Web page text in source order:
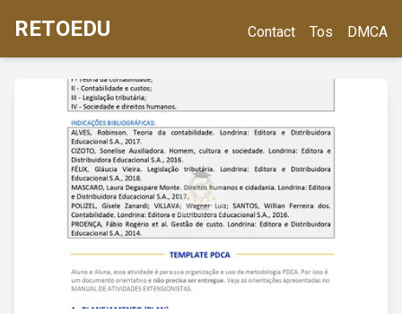
RETOEDU Contact Tos DMCA